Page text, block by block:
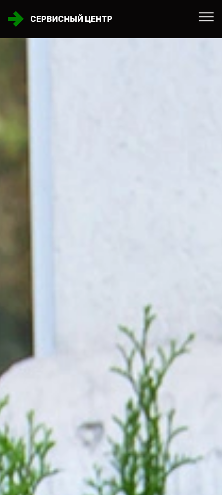
СЕРВИСНЫЙ ЦЕНТР